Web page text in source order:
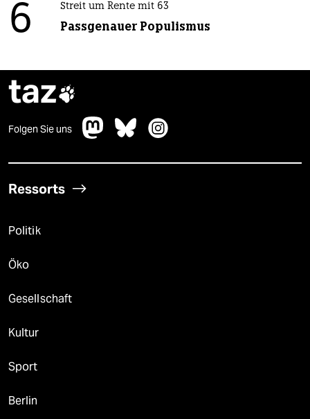
6 Streit um Rente mit 63
Passgenauer Populismus
taz
Folgen Sie uns
Ressorts
Politik
Öko
Gesellschaft
Kultur
Sport
Berlin